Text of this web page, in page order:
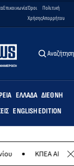
ΕπικοινωνίαΌροι
Χρήσης
Πολιτική
Απορρήτου
Αναζήτηση
ΕΛΛΆΔΑ ΔΙΕΘΝΉ
ENGLISH EDITION
ΚΠΕΑ ΑΡΤΕΜΙΣ: